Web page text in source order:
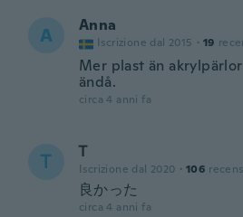
A Anna
Iscrizione dal 2015 · 19
Mer plast än
ändå.
circa 4 anni fa
Ꭲ Ꭲ
Iscrizione dal 2020 · 106
良かった
circa 4 anni fa